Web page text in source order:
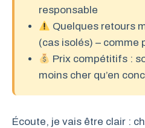
responsable
Quelques retours
(cas isolés) – comme
Prix compétitifs :
moins cher qu’en
Écoute, je vais être clair :